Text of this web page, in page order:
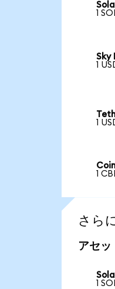
1
Sky
1
1
1
さら
アセッ
1